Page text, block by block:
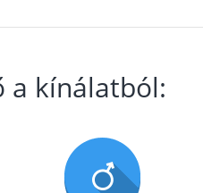
a kínálatból: